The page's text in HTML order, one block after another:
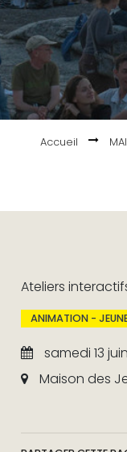
Accueil
Ateliers
ANIMATION -
samedi 13
Maison des